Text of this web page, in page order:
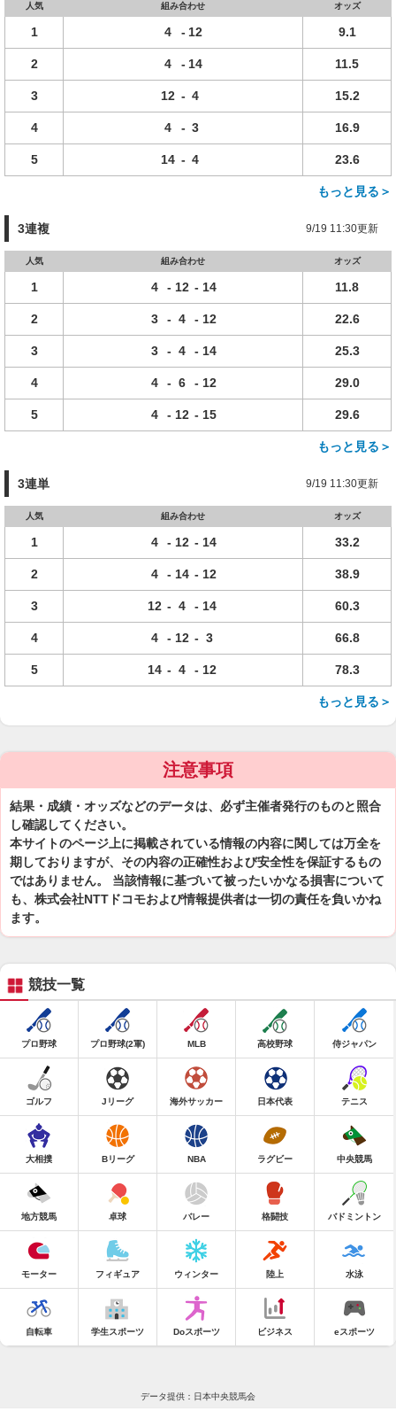
人気 組み合わせ オッズ
1 4 - 12 9.1
2 4 - 14 11.5
3 12 - 4 15.2
4 4 - 3 16.9
5 14 - 4 23.6
もっと見る＞
3連複 9/19 11:30更新
人気 組み合わせ オッズ
1 4 - 12 - 14 11.8
2 3 - 4 - 12 22.6
3 3 - 4 - 14 25.3
4 4 - 6 - 12 29.0
5 4 - 12 - 15 29.6
もっと見る＞
3連単 9/19 11:30更新
人気 組み合わせ オッズ
1 4 - 12 - 14 33.2
2 4 - 14 - 12 38.9
3 12 - 4 - 14 60.3
4 4 - 12 - 3 66.8
5 14 - 4 - 12 78.3
もっと見る＞
注意事項
結果・成績・オッズなどのデータは、必ず主催者発行のものと照合
し確認してください。
本サイトのページ上に掲載されている情報の内容に関しては万全を
期しておりますが、その内容の正確性および安全性を保証するもの
ではありません。 当該情報に基づいて被ったいかなる損害について
も、株式会社NTTドコモおよび情報提供者は一切の責任を負いかね
ます。
競技一覧
プロ野球 プロ野球(2軍) MLB 高校野球 侍ジャパン
ゴルフ Jリーグ 海外サッカー 日本代表 テニス
大相撲 Bリーグ NBA ラグビー 中央競馬
地方競馬 卓球 バレー 格闘技 バドミントン
モーター フィギュア ウィンター 陸上 水泳
自転車 学生スポーツ Doスポーツ ビジネス eスポーツ
データ提供：日本中央競馬会